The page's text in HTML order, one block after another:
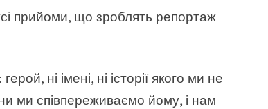
прийоми, що зроблять репортаж
ні імені, ні історії якого ми не
ми співпереживаємо йому, і нам